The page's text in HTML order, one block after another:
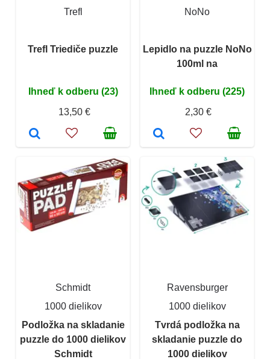
Trefl
Trefl Triediče puzzle
Ihneď k odberu (23)
13,50 €
NoNo
Lepidlo na puzzle NoNo
100ml na
Ihneď k odberu (225)
2,30 €
Schmidt
1000 dielikov
Podložka na skladanie
puzzle do 1000 dielikov
Schmidt
Ravensburger
1000 dielikov
Tvrdá podložka na
skladanie puzzle do
1000 dielikov